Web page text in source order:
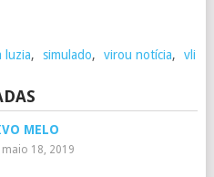
luzia, simulado, virou notícia, vli
MELO
maio 18, 2019